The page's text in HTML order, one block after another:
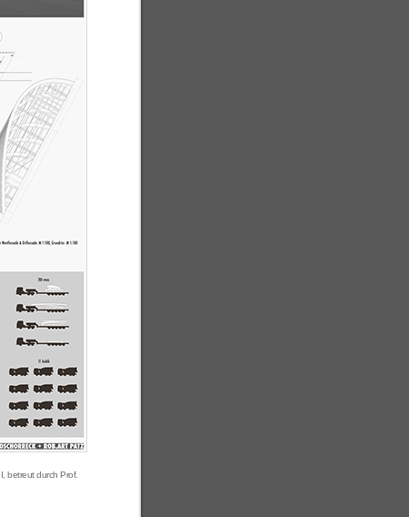
betreut durch Prof.